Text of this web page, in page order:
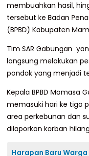
membuahkan hasil,
tersebut ke Badan
(BPBD) Kabupaten
Tim SAR Gabungan
langsung melakukan
pondok yang menjadi
Kepala BPBD Mamasa
memasuki hari ke tiga
area perkebunan dan
dilaporkan korban
Harapan Baru